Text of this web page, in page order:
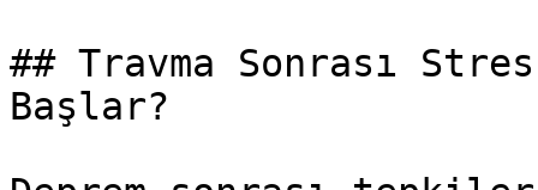
## Travma Sonrası
Başlar?